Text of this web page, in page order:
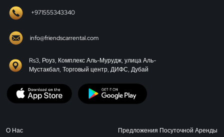
+971555343340
info@friendscarrental.com
Rs3, Роуз, Комплекс Аль-Мурудж, улица Аль-
Мустакбал, Торговый центр, ДИФС, Дубай
О Нас
Предложения Посуточной Аренды